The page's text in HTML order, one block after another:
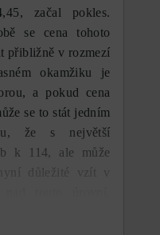
začal pokles.
se cena tohoto
přibližně v rozmezí
okamžiku je
a pokud cena
se to stát jedním
že s největší
k 114, ale může
důležité vzít v